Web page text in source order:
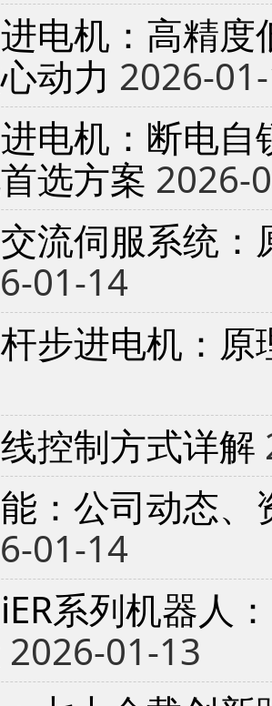
电机：高精
动力 2026-
电机：断电
选方案 2026-
流伺服系统
01-14
步进电机：
控制方式详解
：公司动态
01-14
系列机器人
2026-01-13